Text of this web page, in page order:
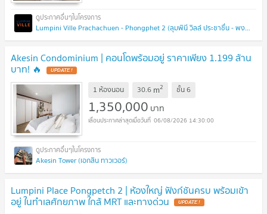
Lumpini Ville Prachachuen - Phongphet 2 (ลุมพินี วิลล์ ประชาชื่น - พงษ์เพชร 2)
Akesin Condominium | คอนโดพร้อมอยู่ ราคาเพียง 1.199 ล้าน
บาท! 🔥 UPDATE !
1 ห้องนอน 30.6 m2 ชั้น6
1,350,000 บาท
06/08/2026 14:30:00
Akesin Tower (เอกสิน ทาวเวอร์)
Lumpini Place Pongpetch 2 | ห้องใหญ่ ฟังก์ชันครบ พร้อมเข้า
อยู่ ในทำเลศักยภาพ ใกล้ MRT และทางด่วน UPDATE !